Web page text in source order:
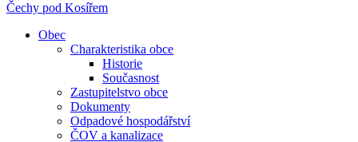
Čechy pod Kosířem
Obec
Charakteristika obce
Historie
Současnost
Zastupitelstvo obce
Dokumenty
Odpadové hospodářství
ČOV a kanalizace